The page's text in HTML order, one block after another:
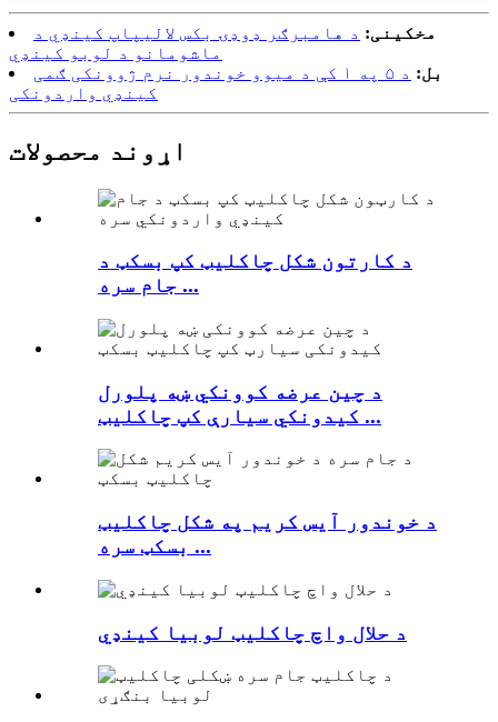
مخکینی: د هامبرګر ډوډۍ بکس لالیپاپ کینډي د
ماشومانو د لوبو کینډي
بل:
د ۵ په ۱ کې د میوو خوندور نرم ژوونکی ګمی
کینډي واردونکی
اړوند محصولات
د کارتون شکل چاکلیټ کپ بسکټ د
جام سره ...
د چین عرضه کوونکي ښه پلورل
کیدونکي سیارې کپ چاکلیټ ...
د خوندور آیس کریم په شکل چاکلیټ
بسکټ سره ...
د حلال واچ چاکلیټ لوبیا کینډي